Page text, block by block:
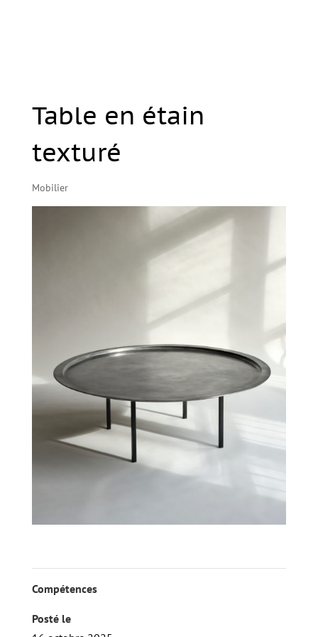
Table en étain
texturé
Mobilier
Compétences
Posté le